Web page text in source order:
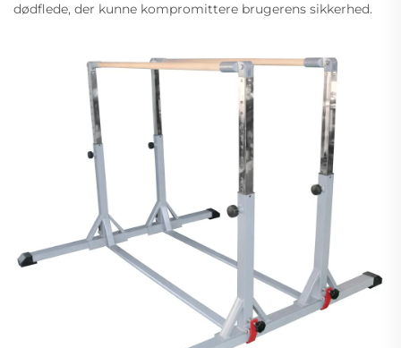
dødflede, der kunne kompromittere brugerens sikkerhed.